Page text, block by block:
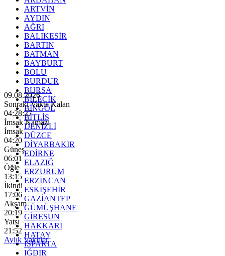
ARTVİN
AYDIN
AĞRI
BALIKESİR
BARTIN
BATMAN
BAYBURT
BOLU
BURDUR
BURSA
BİLECİK
BİNGÖL
BİTLİS
DENİZLİ
DÜZCE
DİYARBAKIR
EDİRNE
ELAZIĞ
ERZURUM
ERZİNCAN
ESKİŞEHİR
GAZİANTEP
GÜMÜŞHANE
GİRESUN
HAKKARİ
HATAY
ISPARTA
IĞDIR
09.08.2026
Sonraki Vakte Kalan
04:28:26
İmsak Namazı
İmsak
04:20
Güneş
06:01
Öğle
13:15
İkindi
17:06
Akşam
20:19
Yatsı
21:52
Aylık Vakitler